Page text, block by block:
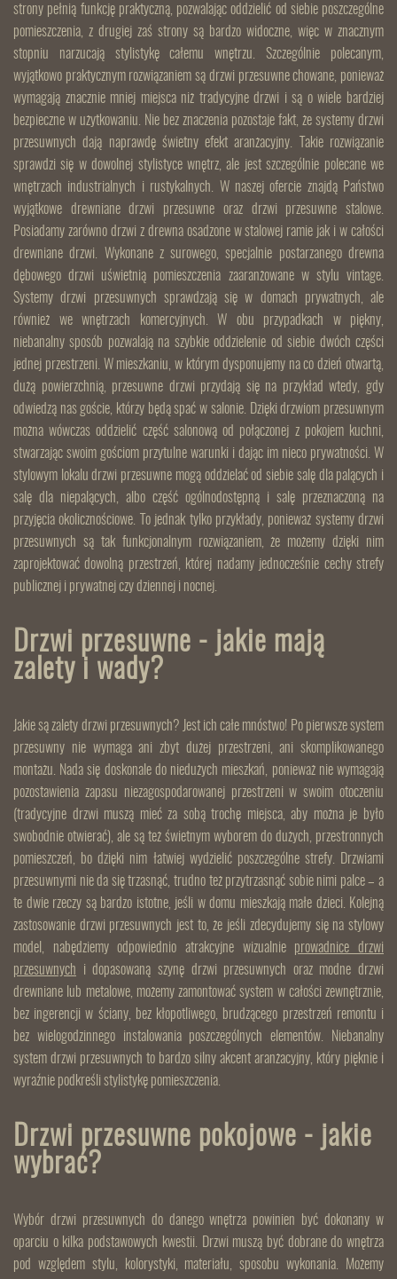
strony pełnią funkcję praktyczną, pozwalając oddzielić od siebie poszczególne
pomieszczenia, z drugiej zaś strony są bardzo widoczne, więc w znacznym
stopniu narzucają stylistykę całemu wnętrzu. Szczególnie polecanym,
wyjątkowo praktycznym rozwiązaniem są drzwi przesuwne chowane, ponieważ
wymagają znacznie mniej miejsca niż tradycyjne drzwi i są o wiele bardziej
bezpieczne w użytkowaniu. Nie bez znaczenia pozostaje fakt, że systemy drzwi
przesuwnych dają naprawdę świetny efekt aranżacyjny. Takie rozwiązanie
sprawdzi się w dowolnej stylistyce wnętrz, ale jest szczególnie polecane we
wnętrzach industrialnych i rustykalnych. W naszej ofercie znajdą Państwo
wyjątkowe drewniane drzwi przesuwne oraz drzwi przesuwne stalowe.
Posiadamy zarówno drzwi z drewna osadzone w stalowej ramie jak i w całości
drewniane drzwi. Wykonane z surowego, specjalnie postarzanego drewna
dębowego drzwi uświetnią pomieszczenia zaaranżowane w stylu vintage.
Systemy drzwi przesuwnych sprawdzają się w domach prywatnych, ale
również we wnętrzach komercyjnych. W obu przypadkach w piękny,
niebanalny sposób pozwalają na szybkie oddzielenie od siebie dwóch części
jednej przestrzeni. W mieszkaniu, w którym dysponujemy na co dzień otwartą,
dużą powierzchnią, przesuwne drzwi przydają się na przykład wtedy, gdy
odwiedzą nas goście, którzy będą spać w salonie. Dzięki drzwiom przesuwnym
można wówczas oddzielić część salonową od połączonej z pokojem kuchni,
stwarzając swoim gościom przytulne warunki i dając im nieco prywatności. W
stylowym lokalu drzwi przesuwne mogą oddzielać od siebie salę dla palących i
salę dla niepalących, albo część ogólnodostępną i salę przeznaczoną na
przyjęcia okolicznościowe. To jednak tylko przykłady, ponieważ systemy drzwi
przesuwnych są tak funkcjonalnym rozwiązaniem, że możemy dzięki nim
zaprojektować dowolną przestrzeń, której nadamy jednocześnie cechy strefy
publicznej i prywatnej czy dziennej i nocnej.
Drzwi przesuwne - jakie mają
zalety i wady?
Jakie są zalety drzwi przesuwnych? Jest ich całe mnóstwo! Po pierwsze system
przesuwny nie wymaga ani zbyt dużej przestrzeni, ani skomplikowanego
montażu. Nada się doskonale do niedużych mieszkań, ponieważ nie wymagają
pozostawienia zapasu niezagospodarowanej przestrzeni w swoim otoczeniu
(tradycyjne drzwi muszą mieć za sobą trochę miejsca, aby można je było
swobodnie otwierać), ale są też świetnym wyborem do dużych, przestronnych
pomieszczeń, bo dzięki nim łatwiej wydzielić poszczególne strefy. Drzwiami
przesuwnymi nie da się trzasnąć, trudno też przytrzasnąć sobie nimi palce – a
te dwie rzeczy są bardzo istotne, jeśli w domu mieszkają małe dzieci. Kolejną
zastosowanie drzwi przesuwnych jest to, że jeśli zdecydujemy się na stylowy
model, nabędziemy odpowiednio atrakcyjne wizualnie prowadnice drzwi
przesuwnych i dopasowaną szynę drzwi przesuwnych oraz modne drzwi
drewniane lub metalowe, możemy zamontować system w całości zewnętrznie,
bez ingerencji w ściany, bez kłopotliwego, brudzącego przestrzeń remontu i
bez wielogodzinnego instalowania poszczególnych elementów. Niebanalny
system drzwi przesuwnych to bardzo silny akcent aranżacyjny, który pięknie i
wyraźnie podkreśli stylistykę pomieszczenia.
Drzwi przesuwne pokojowe - jakie
wybrać?
Wybór drzwi przesuwnych do danego wnętrza powinien być dokonany w
oparciu o kilka podstawowych kwestii. Drzwi muszą być dobrane do wnętrza
pod względem stylu, kolorystyki, materiału, sposobu wykonania. Możemy